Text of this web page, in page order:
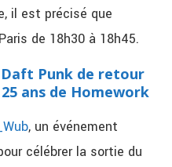
il est précisé que
de 18h30 à 18h45.
Daft Punk de retour
ans de Homework
, un événement
célébrer la sortie du